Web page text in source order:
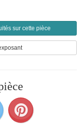
sur cette pièce